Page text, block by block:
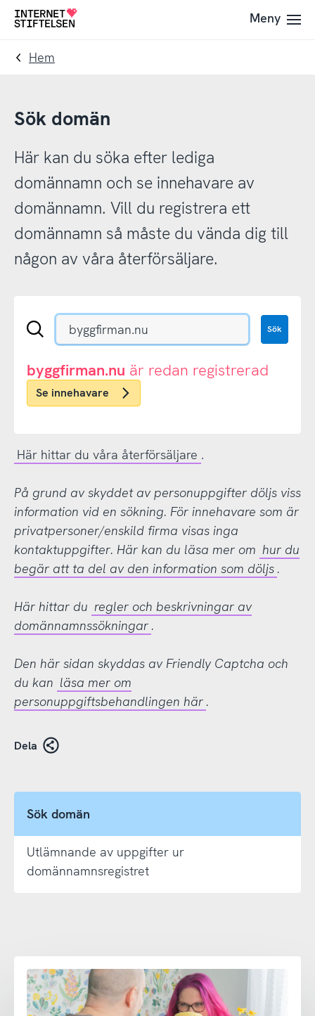
Till
navigering
Till
innehåll
Till
Meny
Hem
Sök domän
Här kan du söka efter lediga
domännamn och se innehavare av
domännamn. Vill du registrera ett
domännamn så måste du vända dig till
någon av våra återförsäljare.
Sök
eller
.nu-
domän
Sök
byggfirman.nu är redan registrerad
Se innehavare
Här hittar du våra återförsäljare .
På grund av skyddet av personuppgifter döljs viss
information vid en sökning. För innehavare som är
privatpersoner/enskild firma visas inga
kontaktuppgifter. Här kan du läsa mer om hur du
begär att ta del av den information som döljs .
Här hittar du regler och beskrivningar av
domännamnssökningar .
Den här sidan skyddas av Friendly Captcha och
du kan läsa mer om
personuppgiftsbehandlingen här .
Dela
Sök domän
Utlämnande av uppgifter ur
domännamnsregistret